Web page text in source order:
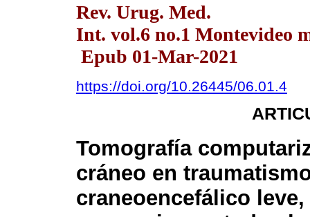
Rev. Urug. Med.
Int. vol.6 no.1 Montevideo
Epub 01-Mar-2021
https://doi.org/10.26445/06.01.4
Tomografía
cráneo en
craneoencefálico